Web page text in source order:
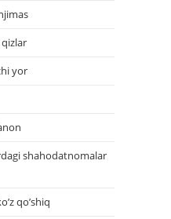
yor
shahodatnomalar
qo’shiq